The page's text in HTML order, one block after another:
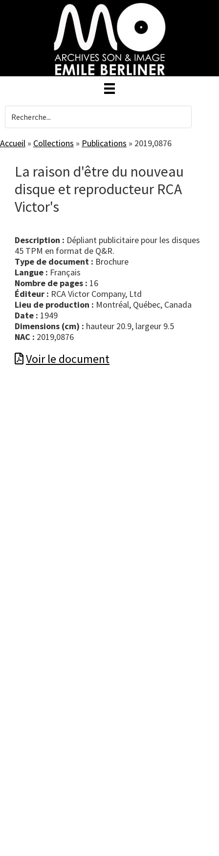
Accueil » Collections » Publications » 2019,0876
La raison d'être du nouveau
disque et reproducteur RCA
Victor's
Description : Dépliant publicitaire pour les disques
45 TPM en format de Q&R.
Type de document :
brochure
Langue : Français
Nombre de pages : 16
Éditeur : RCA Victor Company, Ltd
Lieu de production : Montréal, Québec, Canada
Date : 1949
Dimensions (cm) : hauteur 20.9, largeur 9.5
NAC : 2019,0876
Voir le document